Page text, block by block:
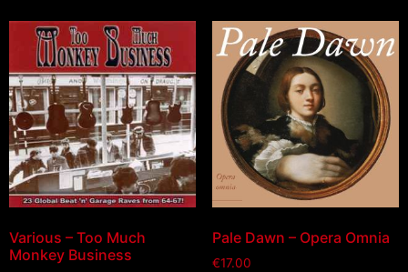
Various – Too Much
Monkey Business
Pale Dawn – Opera Omnia
€17.00